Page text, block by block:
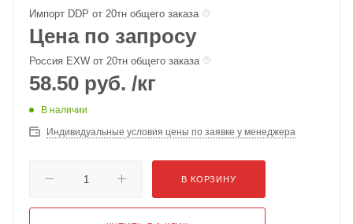
Импорт DDP от 20тн общего заказа
Цена по запросу
Россия EXW от 20тн общего заказа
58.50 руб. /кг
В наличии
Индивидуальные условия цены по заявке у менеджера
В КОРЗИНУ